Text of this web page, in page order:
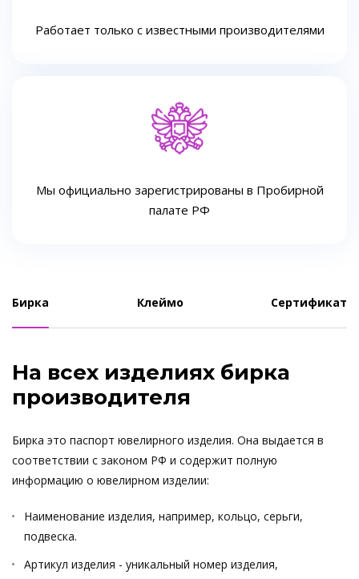
Работает только с известными производителями
Мы официально зарегистрированы в Пробирной
палате РФ
Бирка Клеймо Сертификат
На всех изделиях бирка
производителя
Бирка это паспорт ювелирного изделия. Она выдается в
соответствии с законом РФ и содержит полную
информацию о ювелирном изделии:
Наименование изделия, например, кольцо, серьги,
подвеска.
Артикул изделия - уникальный номер изделия,